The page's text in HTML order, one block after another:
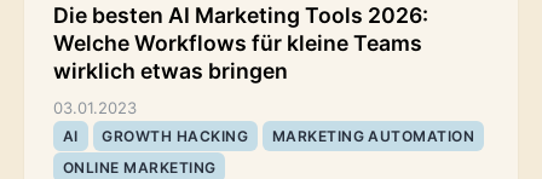
Die besten AI Marketing Tools 2026:
Welche Workflows für kleine Teams
wirklich etwas bringen
03.01.2023
AI GROWTH HACKING
MARKETING AUTOMATION
ONLINE MARKETING